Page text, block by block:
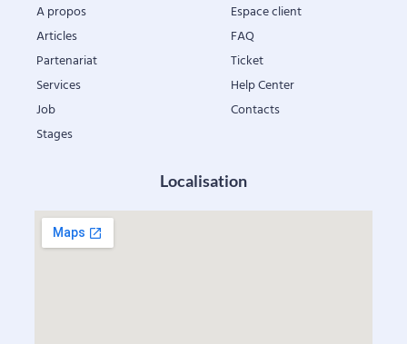
A propos
Articles
Partenariat
Services
Job
Stages
Espace client
FAQ
Ticket
Help Center
Contacts
Localisation